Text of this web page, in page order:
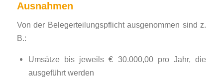
Ausnahmen
Von der Belegerteilungspflicht ausgenommen sind z.
B.:
Umsätze bis jeweils € 30.000,00 pro Jahr, die
ausgeführt werden